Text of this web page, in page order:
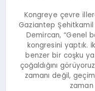
Kongreye çevre
Gaziantep Şehitkamil
Demircan, “Genel
kongresini yaptık.
benzer bir coşku
çoğaldığını
zamanı değil, geçim
zaman